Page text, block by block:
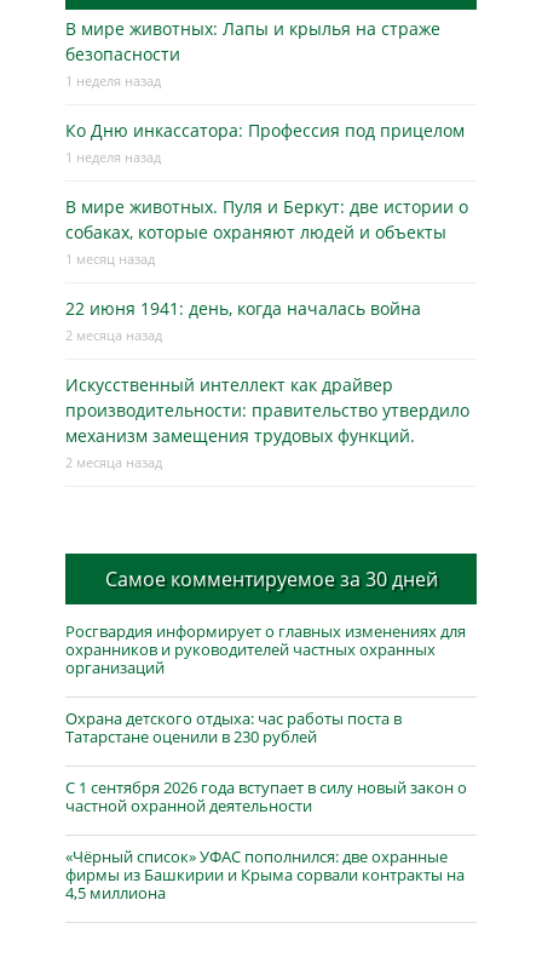
В мире животных: Лапы и крылья на страже
безопасности
1 неделя назад
Ко Дню инкассатора: Профессия под прицелом
1 неделя назад
В мире животных. Пуля и Беркут: две истории о
собаках, которые охраняют людей и объекты
1 месяц назад
22 июня 1941: день, когда началась война
2 месяца назад
Искусственный интеллект как драйвер
производительности: правительство утвердило
механизм замещения трудовых функций.
2 месяца назад
Самое комментируемое за 30 дней
Росгвардия информирует о главных изменениях для
охранников и руководителей частных охранных
организаций
Охрана детского отдыха: час работы поста в
Татарстане оценили в 230 рублей
С 1 сентября 2026 года вступает в силу новый закон о
частной охранной деятельности
«Чёрный список» УФАС пополнился: две охранные
фирмы из Башкирии и Крыма сорвали контракты на
4,5 миллиона